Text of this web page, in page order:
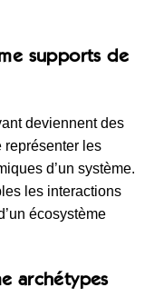
supports de
deviennent des
représenter les
d’un système.
les interactions
écosystème
archétypes